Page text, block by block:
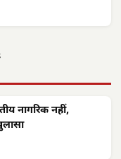
नागरिक नहीं,